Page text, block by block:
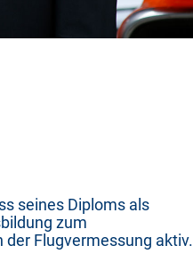
seines Diploms als
zum
Flugvermessung aktiv.